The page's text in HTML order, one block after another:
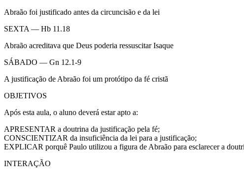
Abraão foi justificado antes da circuncisão e da lei
SEXTA — Hb 11.18
Abraão acreditava que Deus poderia ressuscitar Isaque
SÁBADO — Gn 12.1-9
A justificação de Abraão foi um protótipo da fé cristã
OBJETIVOS
Após esta aula, o aluno deverá estar apto a:
APRESENTAR a doutrina da justificação pela fé;
CONSCIENTIZAR da insuficiência da lei para a justificação;
EXPLICAR porquê Paulo utilizou a figura de Abraão para esclarecer a
INTERAÇÃO